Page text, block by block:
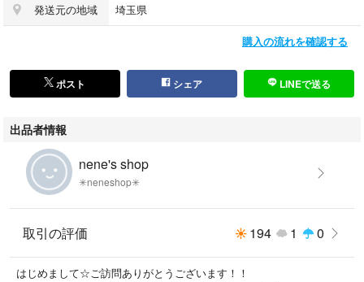
発送元の地域 埼玉県
購入の流れを確認する
ポスト シェア LINEで送る
出品者情報
nene's shop
✳neneshop✳
取引の評価 194 1 0
はじめまして☆ご訪問ありがとうございます！！